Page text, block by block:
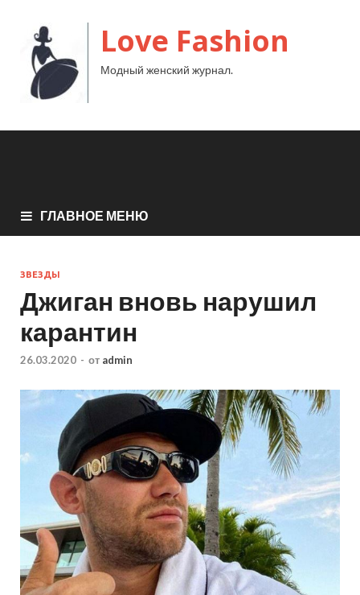
Love Fashion
Модный женский журнал.
ГЛАВНОЕ МЕНЮ
ЗВЕЗДЫ
Джиган вновь нарушил
карантин
26.03.2020 - от admin